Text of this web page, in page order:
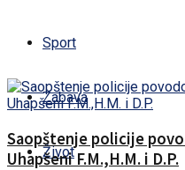
Sport
Zabava
Život
Saopštenje policije
Uhapšeni F.M.,H.M. i D.P.